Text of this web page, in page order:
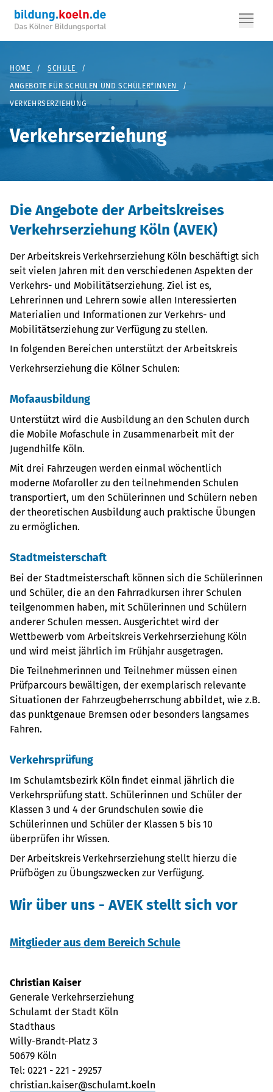
HOME / SCHULE /
ANGEBOTE FÜR SCHULEN UND SCHÜLER*INNEN /
VERKEHRSERZIEHUNG
Verkehrserziehung
Die Angebote der Arbeitskreises
Verkehrserziehung Köln (AVEK)
Der Arbeitskreis Verkehrserziehung Köln beschäftigt sich
seit vielen Jahren mit den verschiedenen Aspekten der
Verkehrs- und Mobilitätserziehung. Ziel ist es,
Lehrerinnen und Lehrern sowie allen Interessierten
Materialien und Informationen zur Verkehrs- und
Mobilitätserziehung zur Verfügung zu stellen.
In folgenden Bereichen unterstützt der Arbeitskreis
Verkehrserziehung die Kölner Schulen:
Mofaausbildung
Unterstützt wird die Ausbildung an den Schulen durch
die Mobile Mofaschule in Zusammenarbeit mit der
Jugendhilfe Köln.
Mit drei Fahrzeugen werden einmal wöchentlich
moderne Mofaroller zu den teilnehmenden Schulen
transportiert, um den Schülerinnen und Schülern neben
der theoretischen Ausbildung auch praktische Übungen
zu ermöglichen.
Stadtmeisterschaft
Bei der Stadtmeisterschaft können sich die Schülerinnen
und Schüler, die an den Fahrradkursen ihrer Schulen
teilgenommen haben, mit Schülerinnen und Schülern
anderer Schulen messen. Ausgerichtet wird der
Wettbewerb vom Arbeitskreis Verkehrserziehung Köln
und wird meist jährlich im Frühjahr ausgetragen.
Die Teilnehmerinnen und Teilnehmer müssen einen
Prüfparcours bewältigen, der exemplarisch relevante
Situationen der Fahrzeugbeherrschung abbildet, wie z.B.
das punktgenaue Bremsen oder besonders langsames
Fahren.
Verkehrsprüfung
Im Schulamtsbezirk Köln findet einmal jährlich die
Verkehrsprüfung statt. Schülerinnen und Schüler der
Klassen 3 und 4 der Grundschulen sowie die
Schülerinnen und Schüler der Klassen 5 bis 10
überprüfen ihr Wissen.
Der Arbeitskreis Verkehrserziehung stellt hierzu die
Prüfbögen zu Übungszwecken zur Verfügung.
Wir über uns - AVEK stellt sich vor
Mitglieder aus dem Bereich Schule
Christian Kaiser
Generale Verkehrserziehung
Schulamt der Stadt Köln
Stadthaus
Willy-Brandt-Platz 3
50679 Köln
Tel: 0221 - 221 - 29257
christian.kaiser@schulamt.koeln